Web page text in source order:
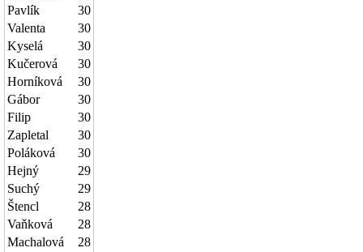
Pavlík
30
Valenta
30
Kyselá
30
Kučerová
30
Horníková
30
Gábor
30
Filip
30
Zapletal
30
Poláková
30
Hejný
29
Suchý
29
Štencl
28
Vaňková
28
Machalová
28